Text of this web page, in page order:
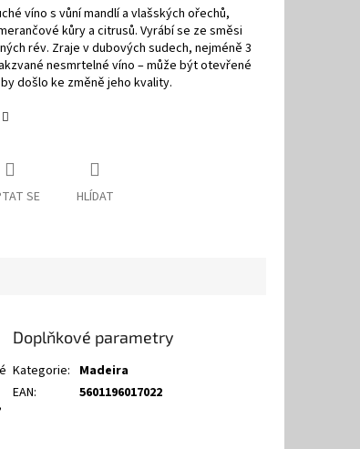
víno s vůní mandlí a vlašských ořechů,
kůry a citrusů. Vyrábí se ze směsi
rév. Zraje v dubových sudech, nejméně 3
nesmrtelné víno – může být otevřené
došlo ke změně jeho kvality.
SE HLÍDAT
Doplňkové parametry
Kategorie: Madeira
EAN: 5601196017022